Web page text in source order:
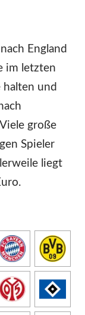
England
im letzten
halten und
große
Spieler
liegt